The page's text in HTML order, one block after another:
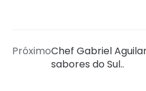
PróximoChef Gabriel
sabores do Sul..